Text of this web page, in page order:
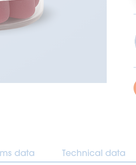
data Technical data